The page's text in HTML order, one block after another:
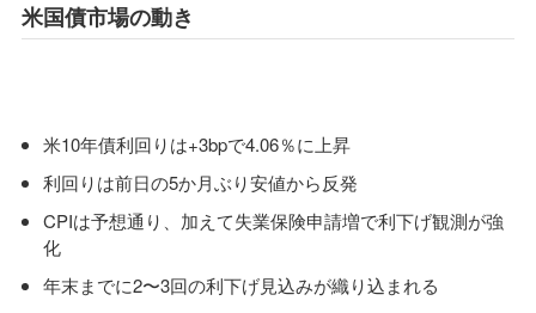
米国債市場の動き
米10年債利回りは+3bpで4.06％に上昇
利回りは前日の5か月ぶり安値から反発
CPIは予想通り、加えて失業保険申請増で利下げ観測が強
化
年末までに2〜3回の利下げ見込みが織り込まれる